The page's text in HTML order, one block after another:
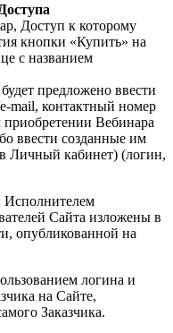
Доступ к которому
кнопки «Купить» на
с названием
предложено ввести
mail, контактный номер
Вебинара
ввести созданные им
Личный кабинет) (логин,
Исполнителем
Сайта изложены в
опубликованной на
логина и
на Сайте,
Заказчика.